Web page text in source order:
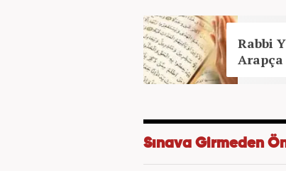
Rabbi
Arapça
Sınava Girmeden